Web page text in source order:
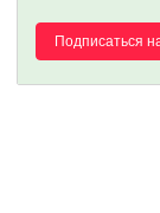
Подписаться